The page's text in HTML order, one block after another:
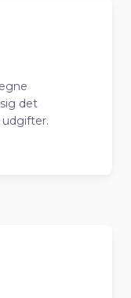
det